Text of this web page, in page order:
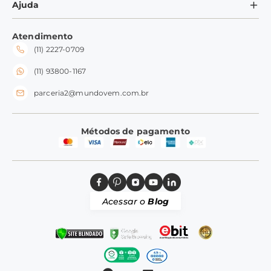
Tampas
Silicone
Formas de Pagamento
Trocas e Devoluções
Meus Pedidos
Ajuda
Fale conosco
Frete e Entrega
Perguntas Frequentes
Atendimento
(11) 2227-0709
(11) 93800-1167
parceria2@mundovem.com.br
Métodos de pagamento
Acessar oBlog